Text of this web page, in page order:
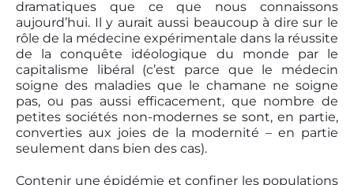
dramatiques que ce que nous connaissons
aujourd’hui. Il y aurait aussi beaucoup à dire sur le
rôle de la médecine expérimentale dans la réussite
de la conquête idéologique du monde par le
capitalisme libéral (c’est parce que le médecin
soigne des maladies que le chamane ne soigne
pas, ou pas aussi efficacement, que nombre de
petites sociétés non-modernes se sont, en partie,
converties aux joies de la modernité – en partie
seulement dans bien des cas).
Contenir une épidémie et confiner les populations